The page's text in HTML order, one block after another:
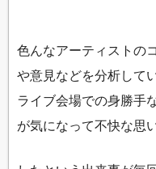
色んなアーティストの
や意見などを分析して
ライブ会場での身勝手
が気になって不快な思